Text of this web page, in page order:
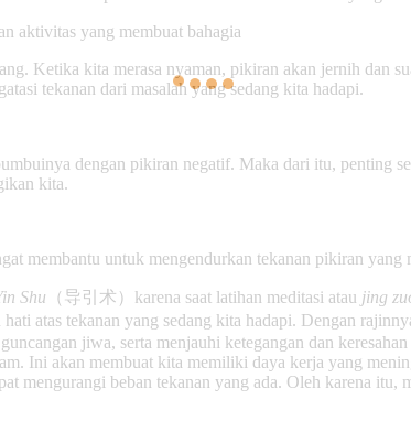
aktivitas yang membuat bahagia
Ketika kita merasa nyaman, pikiran akan jernih dan
tekanan dari masalah yang sedang kita hadapi.
dengan pikiran negatif. Maka dari itu, penting
kita.
membantu untuk mengendurkan tekanan pikiran
Shu （导引术）karena saat latihan meditasi atau jing
atas tekanan yang sedang kita hadapi. Dengan
jiwa, serta menjauhi ketegangan dan
Ini akan membuat kita memiliki daya kerja yang
mengurangi beban tekanan yang ada. Oleh karena itu,